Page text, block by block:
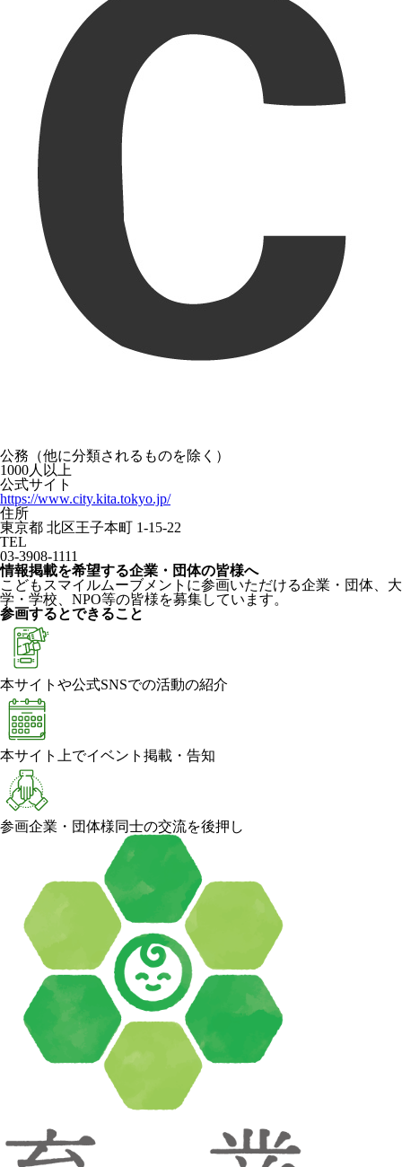
公務（他に分類されるものを除く）
1000人以上
公式サイト
https://www.city.kita.tokyo.jp/
住所
東京都 北区王子本町 1-15-22
TEL
03-3908-1111
情報掲載を希望する企業・団体の皆様へ
こどもスマイルムーブメントに参画いただける企業・団体、大
学・学校、NPO等の皆様を募集しています。
参画するとできること
本サイトや公式SNSでの活動の紹介
本サイト上でイベント掲載・告知
参画企業・団体様同士の交流を後押し